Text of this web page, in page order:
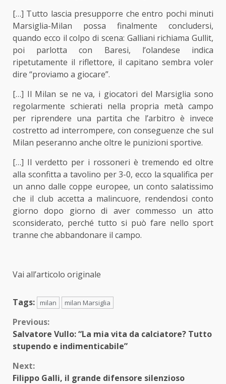
[…] Tutto lascia presupporre che entro pochi minuti
Marsiglia-Milan possa finalmente concludersi,
quando ecco il colpo di scena: Galliani richiama Gullit,
poi parlotta con Baresi, l’olandese indica
ripetutamente il riflettore, il capitano sembra voler
dire “proviamo a giocare”.
[…] Il Milan se ne va, i giocatori del Marsiglia sono
regolarmente schierati nella propria metà campo
per riprendere una partita che l’arbitro è invece
costretto ad interrompere, con conseguenze che sul
Milan peseranno anche oltre le punizioni sportive.
[…] Il verdetto per i rossoneri è tremendo ed oltre
alla sconfitta a tavolino per 3-0, ecco la squalifica per
un anno dalle coppe europee, un conto salatissimo
che il club accetta a malincuore, rendendosi conto
giorno dopo giorno di aver commesso un atto
sconsiderato, perché tutto si può fare nello sport
tranne che abbandonare il campo.
Vai all’articolo originale
Tags: milan milan Marsiglia
Continue
Reading
Previous:
Salvatore Vullo: “La mia vita da calciatore? Tutto
stupendo e indimenticabile”
Next:
Filippo Galli, il grande difensore silenzioso